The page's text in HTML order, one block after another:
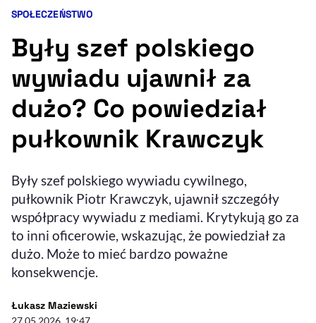
Ułatwienia dostępności wspierają:
Sprawdź, jak i dlaczego zwiększamy dostępność , otwiera się w nowym
Deklaracja dostępności , otwiera się w nowym oknie
Zgłoś problem
Kategoria artykułu:
SPOŁECZEŃSTWO
Były szef polskiego
wywiadu ujawnił za
dużo? Co powiedział
pułkownik Krawczyk
Były szef polskiego wywiadu cywilnego,
pułkownik Piotr Krawczyk, ujawnił szczegóły
współpracy wywiadu z mediami. Krytykują go za
to inni oficerowie, wskazując, że powiedział za
dużo. Może to mieć bardzo poważne
konsekwencje.
Łukasz Maziewski